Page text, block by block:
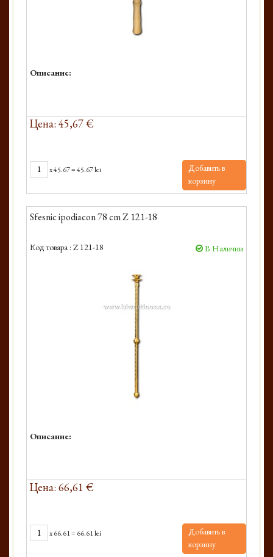
Описание:
Цена: 45,67 €
x45.67=45.67 lei
Добавить в
корзину
Sfesnic ipodiacon 78 cm Z 121-18
Код товара : Z 121-18 В Наличии
Описание:
Цена: 66,61 €
x66.61= 66.61 lei
Добавить в
корзину